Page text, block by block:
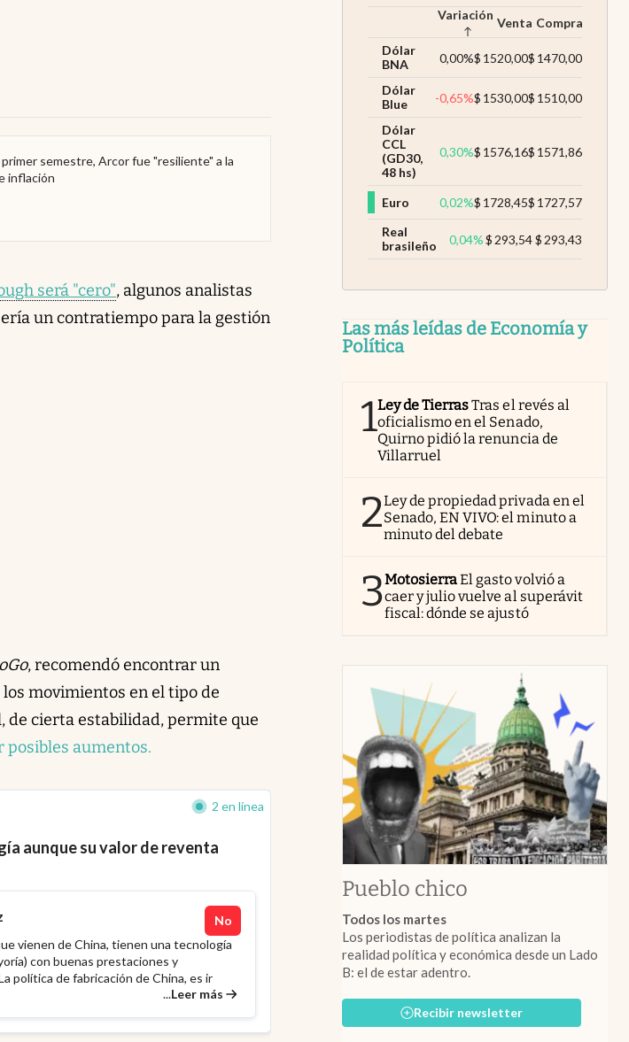
primer semestre, Arcor fue "resiliente" a la
inflación
será "cero", algunos analistas
un contratiempo para la gestión
, recomendó encontrar un
movimientos en el tipo de
de cierta estabilidad, permite que
posibles aumentos.
2 en línea
aunque su valor de reventa
No
vienen de China, tienen una tecnología
con buenas prestaciones y
política de fabricación de China, es ir
...Leer más
Variación Venta Compra
Dólar
BNA
0,00%$ 1520,00$ 1470,00
Dólar
Blue
-0,65%$ 1530,00$ 1510,00
Dólar
CCL
(GD30,
48 hs)
0,30%$ 1576,16$ 1571,86
Euro 0,02%$ 1728,45$ 1727,57
Real
brasileño
0,04%$ 293,54$ 293,43
Las más leídas de Economía y
Política
1Ley de TierrasTras el revés al
oficialismo en el Senado,
Quirno pidió la renuncia de
Villarruel
2Ley de propiedad privada en el
Senado, EN VIVO: el minuto a
minuto del debate
3MotosierraEl gasto volvió a
caer y julio vuelve al superávit
fiscal: dónde se ajustó
Pueblo chico
Todos los martes
Los periodistas de política analizan la
realidad política y económica desde un Lado
B: el de estar adentro.
Recibir newsletter